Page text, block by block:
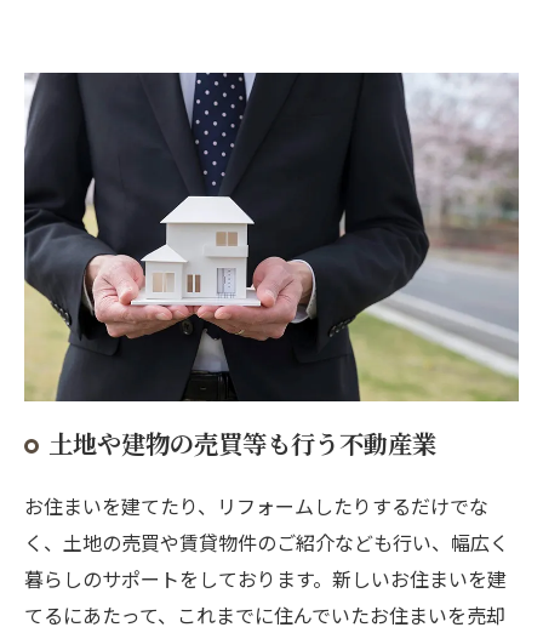
土地や建物の売買等も行う不動産業
お住まいを建てたり、リフォームしたりするだけでな
く、土地の売買や賃貸物件のご紹介なども行い、幅広く
暮らしのサポートをしております。新しいお住まいを建
てるにあたって、これまでに住んでいたお住まいを売却